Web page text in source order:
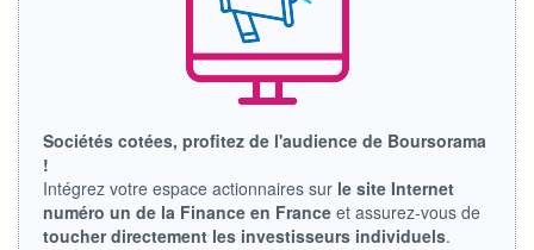
CAPITAL ÉCHANGÉ
0,00%
DERNIER ÉCHANGE
08.11.12 / 16:02:01
LIMITE À LA
BAISSE
LIMITE À LA
HAUSSE
RENDEMENT
ESTIMÉ 2026
-
PER ESTIMÉ
2026
-
Sociétés cotées, profitez de l'audience de Boursorama
!
Intégrez votre espace actionnaires sur le site Internet
numéro un de la Finance en France et assurez-vous de
toucher directement les investisseurs individuels.